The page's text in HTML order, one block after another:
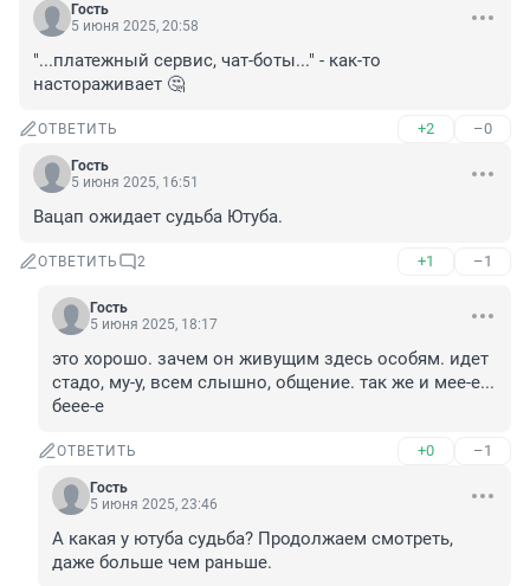
Гость
5 июня 2025, 20:58
"...платежный сервис, чат-боты..." - как-то
настораживает 🤔
ОТВЕТИТЬ +2 –0
Гость
5 июня 2025, 16:51
Вацап ожидает судьба Ютуба.
ОТВЕТИТЬ 2 +1 –1
Гость
5 июня 2025, 18:17
это хорошо. зачем он живущим здесь особям. идет
стадо, му-у, всем слышно, общение. так же и мее-е...
беее-е
ОТВЕТИТЬ +0 –1
Гость
5 июня 2025, 23:46
А какая у ютуба судьба? Продолжаем смотреть,
даже больше чем раньше.